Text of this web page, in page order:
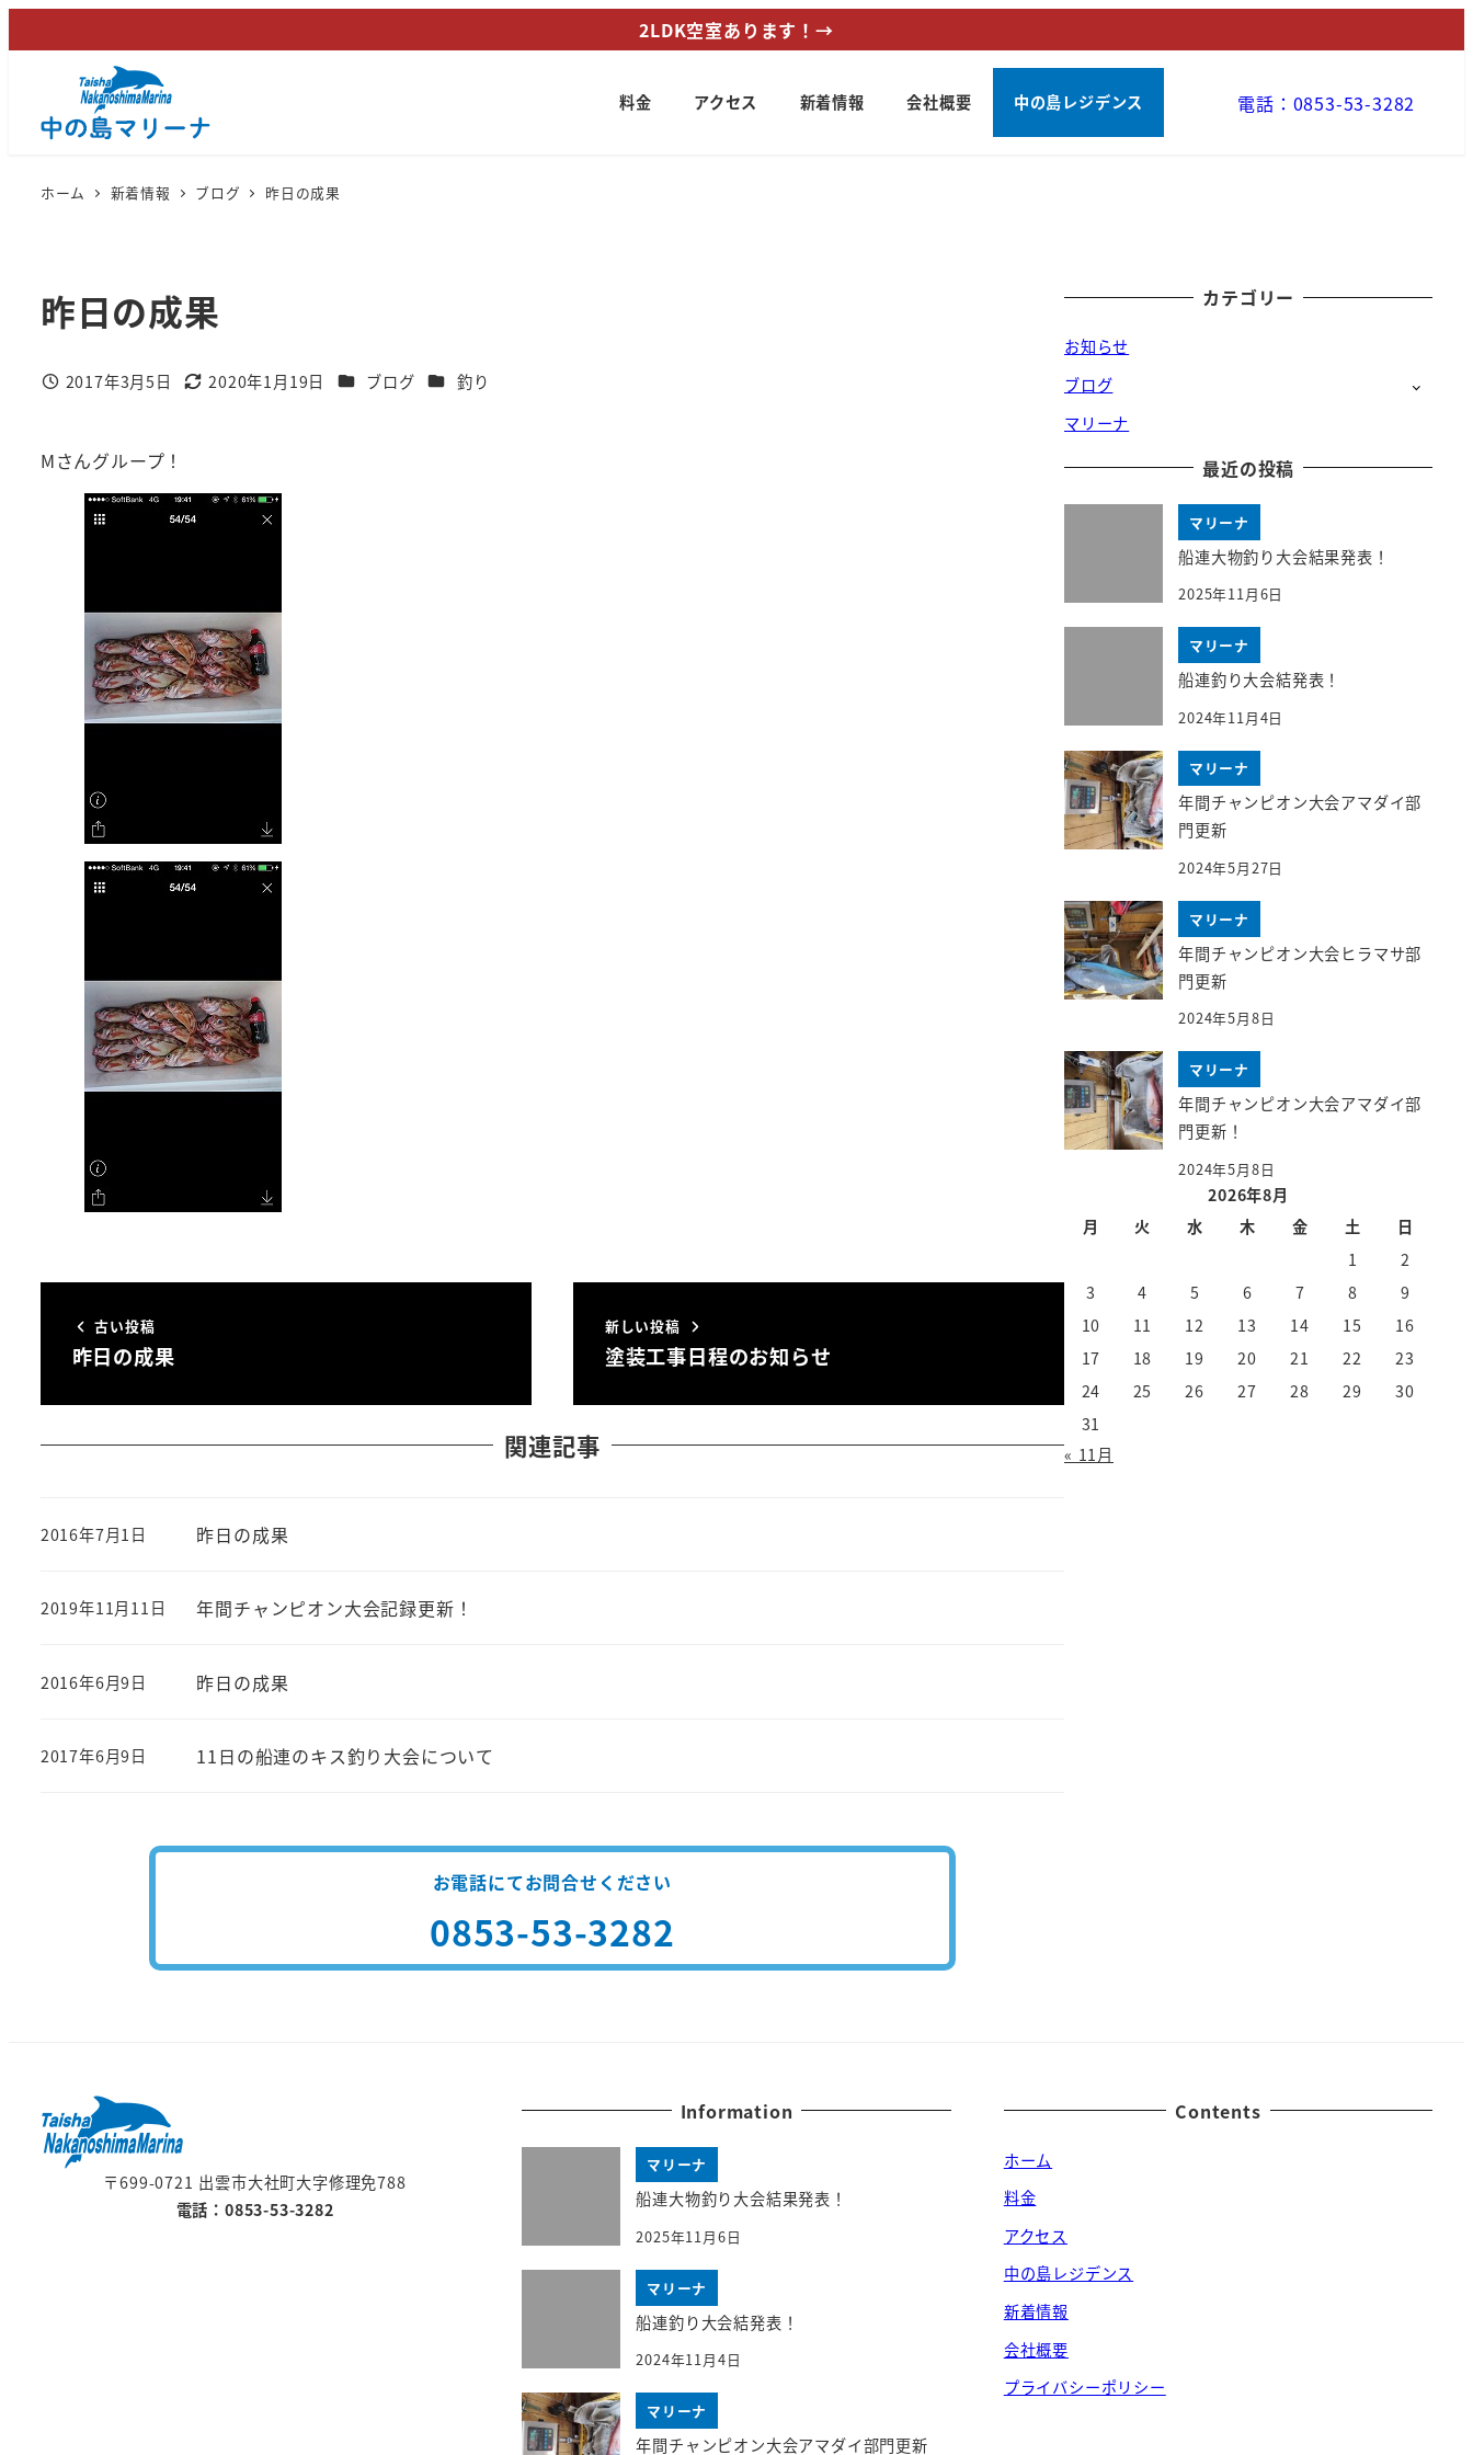
イ
2LDK空室あります！→
料金 アクセス 新着情報 会社概要 中の島レジデンス 電話：0853-53-3282
ホーム 新着情報 ブログ 昨日の成果
昨日の成果
投稿日
2017年3月5日
更新日
2020年1月19日 カテゴリー
ブログ カテゴリー
釣り
Mさんグループ！
古い投稿
昨日の成果
新しい投稿
塗装工事日程のお知らせ
関連記事
昨日の成果
投稿日
2016年7月1日
年間チャンピオン大会記録更新！
投稿日
2019年11月11日
昨日の成果
投稿日
2016年6月9日
11日の船連のキス釣り大会について
投稿日
2017年6月9日
お電話にてお問合せください
0853-53-3282
カテゴリー
お知らせ
ブログ
マリーナ
最近の投稿
マリーナ
船連大物釣り大会結果発表！
2025年11月6日
マリーナ
船連釣り大会結発表！
2024年11月4日
マリーナ
年間チャンピオン大会アマダイ部
門更新
2024年5月27日
マリーナ
年間チャンピオン大会ヒラマサ部
門更新
2024年5月8日
マリーナ
年間チャンピオン大会アマダイ部
門更新！
2024年5月8日
2026年8月
月
火 水 木 金 土
日
1
2
3
4 5 6 7 8
9
10
11 12 13 14 15
16
17
18 19 20 21 22
23
24
25 26 27 28 29
30
31
« 11月
〒699-0721 出雲市大社町大字修理免788
電話：0853-53-3282
Information
マリーナ
船連大物釣り大会結果発表！
2025年11月6日
マリーナ
船連釣り大会結発表！
2024年11月4日
マリーナ
年間チャンピオン大会アマダイ部門更新
Contents
ホーム
料金
アクセス
中の島レジデンス
新着情報
会社概要
プライバシーポリシー